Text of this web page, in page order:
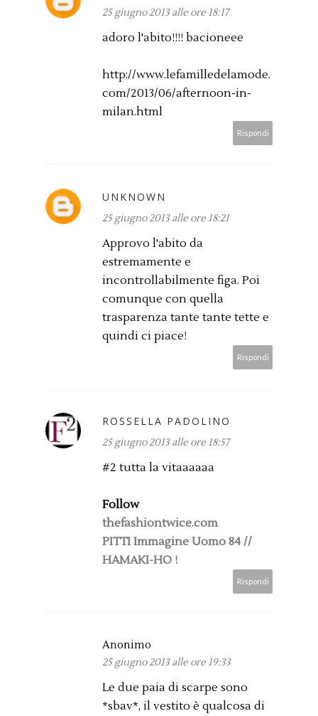
25 giugno 2013 alle ore 18:17
adoro l'abito!!!! bacioneee
http://www.lefamilledelamode.
com/2013/06/afternoon-in-
milan.html
Rispondi
UNKNOWN
25 giugno 2013 alle ore 18:21
Approvo l'abito da
estremamente e
incontrollabilmente figa. Poi
comunque con quella
trasparenza tante tante tette e
quindi ci piace!
Rispondi
ROSSELLA PADOLINO
25 giugno 2013 alle ore 18:57
#2 tutta la vitaaaaaa
Follow
thefashiontwice.com
PITTI Immagine Uomo 84 //
HAMAKI-HO !
Rispondi
Anonimo
25 giugno 2013 alle ore 19:33
Le due paia di scarpe sono
*sbav*, il vestito è qualcosa di